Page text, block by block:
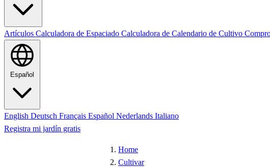
Artículos Calculadora de Espaciado Calculadora de Calendario de Cultivo
Español
English Deutsch Français Español Nederlands Italiano
Registra mi jardín gratis
Home
Cultivar